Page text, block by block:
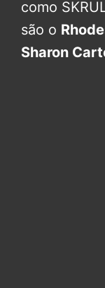
como
são o
Sharon